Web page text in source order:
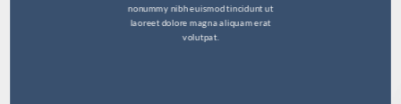
nonummy nibh euismod tincidunt ut
laoreet dolore magna aliquam erat
volutpat.